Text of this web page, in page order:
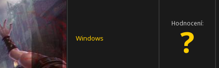
Windows
Hodnocení:
?